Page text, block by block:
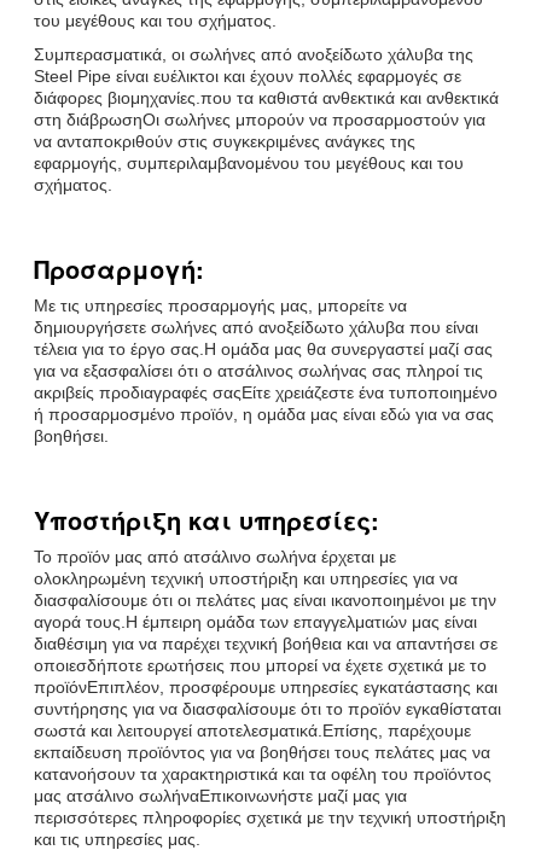
του μεγέθους και του σχήματος.
Συμπερασματικά, οι σωλήνες από ανοξείδωτο χάλυβα της
Steel Pipe είναι ευέλικτοι και έχουν πολλές εφαρμογές σε
διάφορες βιομηχανίες.που τα καθιστά ανθεκτικά και ανθεκτικά
στη διάβρωσηΟι σωλήνες μπορούν να προσαρμοστούν για
να ανταποκριθούν στις συγκεκριμένες ανάγκες της
εφαρμογής, συμπεριλαμβανομένου του μεγέθους και του
σχήματος.
Προσαρμογή:
Με τις υπηρεσίες προσαρμογής μας, μπορείτε να
δημιουργήσετε σωλήνες από ανοξείδωτο χάλυβα που είναι
τέλεια για το έργο σας.Η ομάδα μας θα συνεργαστεί μαζί σας
για να εξασφαλίσει ότι ο ατσάλινος σωλήνας σας πληροί τις
ακριβείς προδιαγραφές σαςΕίτε χρειάζεστε ένα τυποποιημένο
ή προσαρμοσμένο προϊόν, η ομάδα μας είναι εδώ για να σας
βοηθήσει.
Υποστήριξη και υπηρεσίες:
Το προϊόν μας από ατσάλινο σωλήνα έρχεται με
ολοκληρωμένη τεχνική υποστήριξη και υπηρεσίες για να
διασφαλίσουμε ότι οι πελάτες μας είναι ικανοποιημένοι με την
αγορά τους.Η έμπειρη ομάδα των επαγγελματιών μας είναι
διαθέσιμη για να παρέχει τεχνική βοήθεια και να απαντήσει σε
οποιεσδήποτε ερωτήσεις που μπορεί να έχετε σχετικά με το
προϊόνΕπιπλέον, προσφέρουμε υπηρεσίες εγκατάστασης και
συντήρησης για να διασφαλίσουμε ότι το προϊόν εγκαθίσταται
σωστά και λειτουργεί αποτελεσματικά.Επίσης, παρέχουμε
εκπαίδευση προϊόντος για να βοηθήσει τους πελάτες μας να
κατανοήσουν τα χαρακτηριστικά και τα οφέλη του προϊόντος
μας ατσάλινο σωλήναΕπικοινωνήστε μαζί μας για
περισσότερες πληροφορίες σχετικά με την τεχνική υποστήριξη
και τις υπηρεσίες μας.